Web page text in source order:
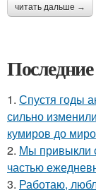
читать дальше →
1. Спустя годы
сильно
кумиров до
2. Мы привыкли
частью
3. Работаю,